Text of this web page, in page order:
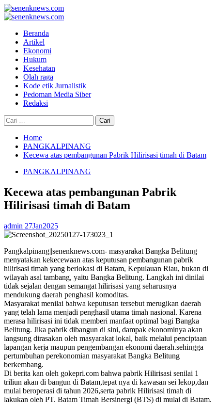
Skip
to
Primary
Beranda
Artikel
Ekonomi
Hukum
Kesehatan
Olah raga
Kode etik Jurnalistik
Pedoman Media Siber
Redaksi
Cari
untuk:
Home
PANGKALPINANG
Kecewa atas pembangunan Pabrik Hilirisasi timah di Batam
PANGKALPINANG
Kecewa atas pembangunan Pabrik
Hilirisasi timah di Batam
admin 27Jan2025
Pangkalpinang||senenknews.com- masyarakat Bangka Belitung
menyatakan kekecewaan atas keputusan pembangunan pabrik
hilirisasi timah yang berlokasi di Batam, Kepulauan Riau, bukan di
wilayah asal tambang, yaitu Bangka Belitung. Langkah ini dinilai
tidak sejalan dengan semangat hilirisasi yang seharusnya
mendukung daerah penghasil komoditas.
Masyarakat menilai bahwa keputusan tersebut merugikan daerah
yang telah lama menjadi penghasil utama timah nasional. Karena
merasa hilirisasi ini tidak memberi manfaat optimal bagi Bangka
Belitung. Jika pabrik dibangun di sini, dampak ekonominya akan
langsung dirasakan oleh masyarakat lokal, baik melalui penciptaan
lapangan kerja maupun pengembangan ekonomi daerah.sehingga
pertumbuhan perekonomian masyarakat Bangka Belitung
berkembang.
Di berita kan oleh gokepri.com bahwa pabrik Hilirisasi senilai 1
triliun akan di bangun di Batam,tepat nya di kawasan sei lekop,dan
mulai beroperasi di tahun 2026,serta pabrik Hilirisasi timah di
lakukan oleh PT. Batam Timah Bersinergi (BTS) di mulai di Batam.